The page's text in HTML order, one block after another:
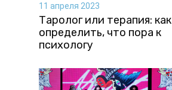
11 апреля 2023
Таролог или терапия: как
определить, что пора к
психологу